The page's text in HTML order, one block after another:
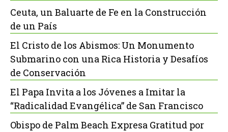
Ceuta, un Baluarte de Fe en la Construcción
de un País
El Cristo de los Abismos: Un Monumento
Submarino con una Rica Historia y Desafíos
de Conservación
El Papa Invita a los Jóvenes a Imitar la
“Radicalidad Evangélica” de San Francisco
Obispo de Palm Beach Expresa Gratitud por